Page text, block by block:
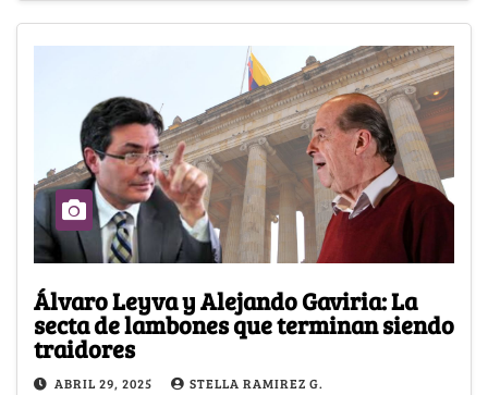
Álvaro Leyva y Alejando Gaviria: La
secta de lambones que terminan siendo
traidores
ABRIL 29, 2025 STELLA RAMIREZ G.